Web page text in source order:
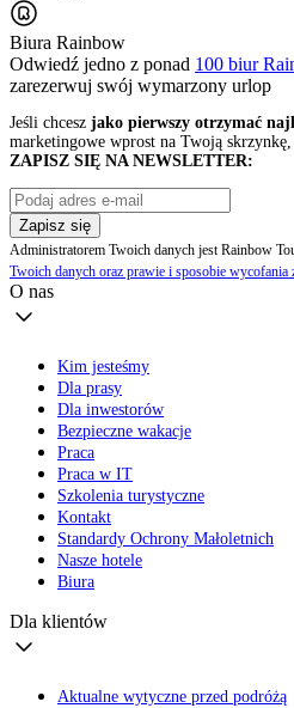
Biura Rainbow
Odwiedź jedno z ponad 100 biur
zarezerwuj swój wymarzony urlop
Jeśli chcesz jako pierwszy otrzymać
marketingowe wprost na Twoją skrzynkę,
ZAPISZ SIĘ NA NEWSLETTER:
Zapisz się
Administratorem Twoich danych jest Rainbow
Twoich danych oraz prawie i sposobie wycofania
O nas
Kim jesteśmy
Dla prasy
Dla inwestorów
Bezpieczne wakacje
Praca
Praca w IT
Szkolenia turystyczne
Kontakt
Standardy Ochrony Małoletnich
Nasze hotele
Biura
Dla klientów
Aktualne wytyczne przed podróżą